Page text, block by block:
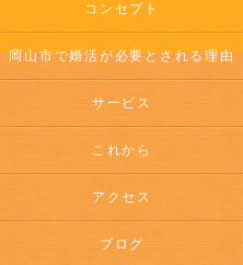
コンセプト
岡山市で婚活が必要とされる理由
サービス
これから
アクセス
ブログ